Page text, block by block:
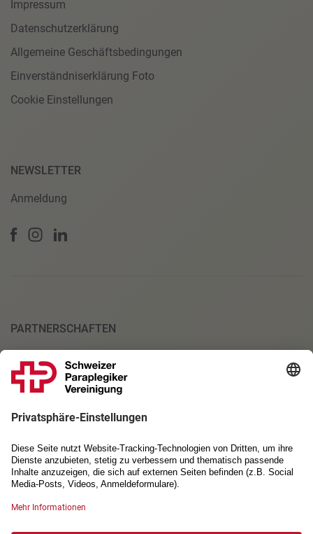
Impressum
Datenschutzerklärung
Allgemeine Geschäftsbedingungen
Einverständniserklärung Foto
Cookie Einstellungen
NEWSLETTER
Anmeldung
PARTNERSCHAFTEN